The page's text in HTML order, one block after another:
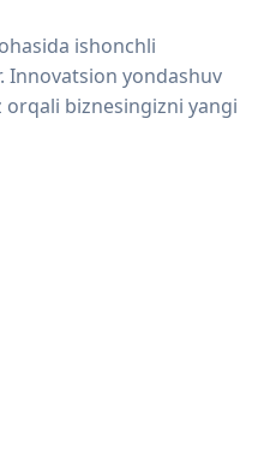
ishonchli
Innovatsion yondashuv
biznesingizni yangi